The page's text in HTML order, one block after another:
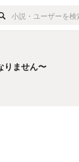
りません〜